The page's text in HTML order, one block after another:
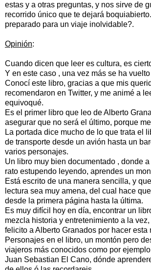
estas y a otras preguntas, y nos sirve de
recorrido único que te dejará
preparado para un viaje inolvidable?.
Opinión:
Cuando dicen que leer es cultura, es
Y en este caso , una vez más se ha
Conocí este libro, gracias a que mis
recomendaron en Twitter, y me animé a
equivoqué.
Es el primer libro que leo de Alberto
asegurar que no será el último, porque
La portada dice mucho de lo que trata el
de transporte desde un avión hasta un
varios personajes.
Un libro muy bien documentado , donde
rato estupendo leyendo, aprendes un
Está escrito de una manera sencilla, y
lectura sea muy amena, del cual hace
desde la primera página hasta la última.
Es muy difícil hoy en día, encontrar un
mezcla historia y entretenimiento a la
felicito a Alberto Granados por hacer esta
Personajes en el libro, un montón pero
viajeros más conocidos como por
Juan Sebastian El Cano, dónde